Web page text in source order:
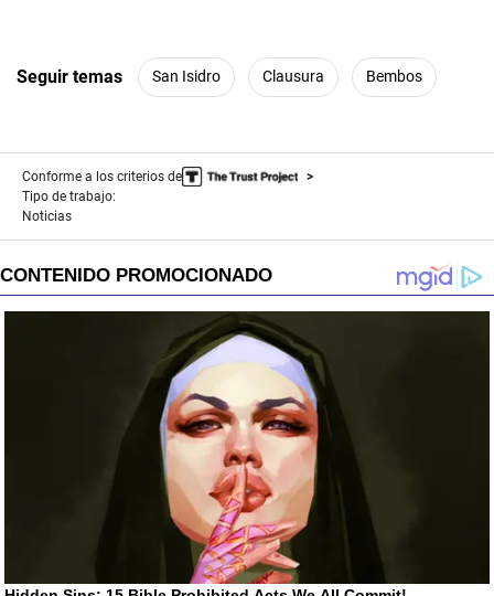
Seguir temas San Isidro Clausura Bembos
Conforme a los criterios de
Tipo de trabajo:
Noticias